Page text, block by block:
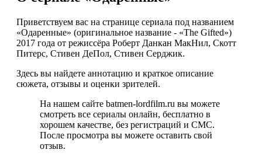
Приветствуем вас на странице сериала под названием
«Одаренные» (оригинальное название - «The Gifted»)
2017 года от режиссёра Роберт Данкан МакНил, Скотт
Питерс, Стивен ДеПол, Стивен Серджик.
Здесь вы найдете аннотацию и краткое описание
сюжета, отзывы и оценки зрителей.
На нашем сайте batmen-lordfilm.ru вы можете
смотреть все сериалы онлайн, бесплатно в
хорошем качестве, без регистраций и СМС.
После просмотра вы можете оставить свой
отзыв.